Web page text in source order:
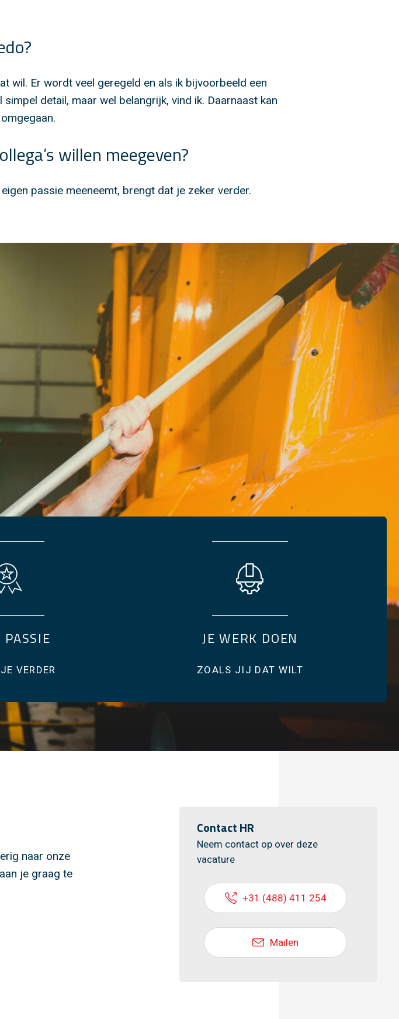
wil. Er wordt veel geregeld en als ik bijvoorbeeld een
detail, maar wel belangrijk, vind ik. Daarnaast kan
willen meegeven?
passie meeneemt, brengt dat je zeker verder.
PASSIE
VERDER
JE WERK DOEN
ZOALS JIJ DAT WILT
naar onze
je graag te
Contact HR
Neem contact op over deze
vacature
+31 (488) 411 254
Mailen